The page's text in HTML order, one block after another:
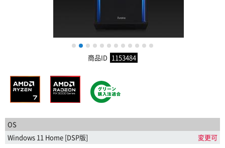
1 2 3 4 5 6 7 8 9 10 11
商品ID 1153484
OS
Windows 11 Home [DSP版]
変更可